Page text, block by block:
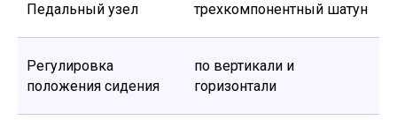
Педальный узел трехкомпонентный шатун
Регулировка
положения сидения
по вертикали и
горизонтали